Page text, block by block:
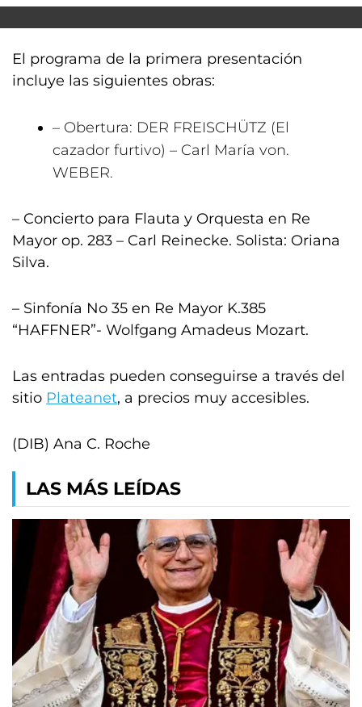
El programa de la primera presentación
incluye las siguientes obras:
– Obertura: DER FREISCHÜTZ (El
cazador furtivo) – Carl María von.
WEBER.
– Concierto para Flauta y Orquesta en Re
Mayor op. 283 – Carl Reinecke. Solista: Oriana
Silva.
– Sinfonía No 35 en Re Mayor K.385
“HAFFNER”- Wolfgang Amadeus Mozart.
Las entradas pueden conseguirse a través del
sitio Plateanet, a precios muy accesibles.
(DIB) Ana C. Roche
LAS MÁS LEÍDAS